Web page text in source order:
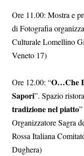
Ore 11.00: Mostra e
di Fotografia
Culturale Lomellino
Veneto 17)
Ore 12.00: “O…Che
Sapori”. Spazio
tradizione nel piatto
Organizzatore Sagra
Rossa Italiana
Dughera)